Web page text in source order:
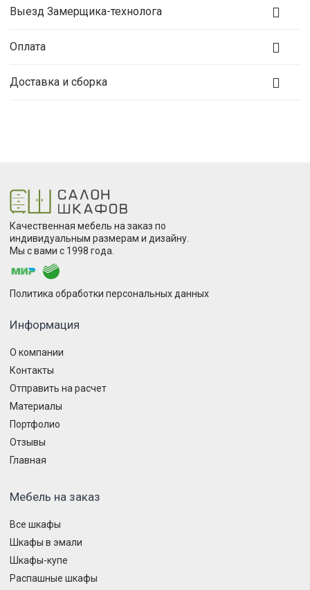
Выезд Замерщика-технолога
Оплата
Доставка и сборка
Качественная мебель на заказ по
индивидуальным размерам и дизайну.
Мы с вами с 1998 года.
Политика обработки персональных данных
Информация
О компании
Контакты
Отправить на расчет
Материалы
Портфолио
Отзывы
Главная
Мебель на заказ
Все шкафы
Шкафы в эмали
Шкафы-купе
Распашные шкафы